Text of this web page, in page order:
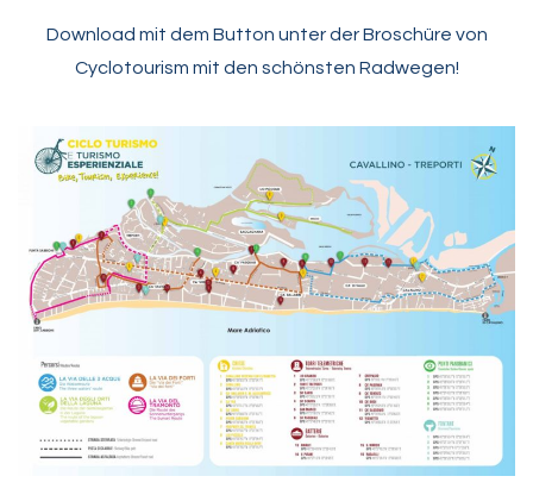
Download mit dem Button unter der Broschüre von
Cyclotourism mit den schönsten Radwegen!